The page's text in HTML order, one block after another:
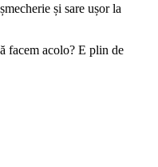
și sare ușor la
facem acolo? E plin de